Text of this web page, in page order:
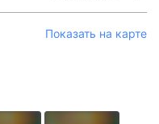
Показать на карте